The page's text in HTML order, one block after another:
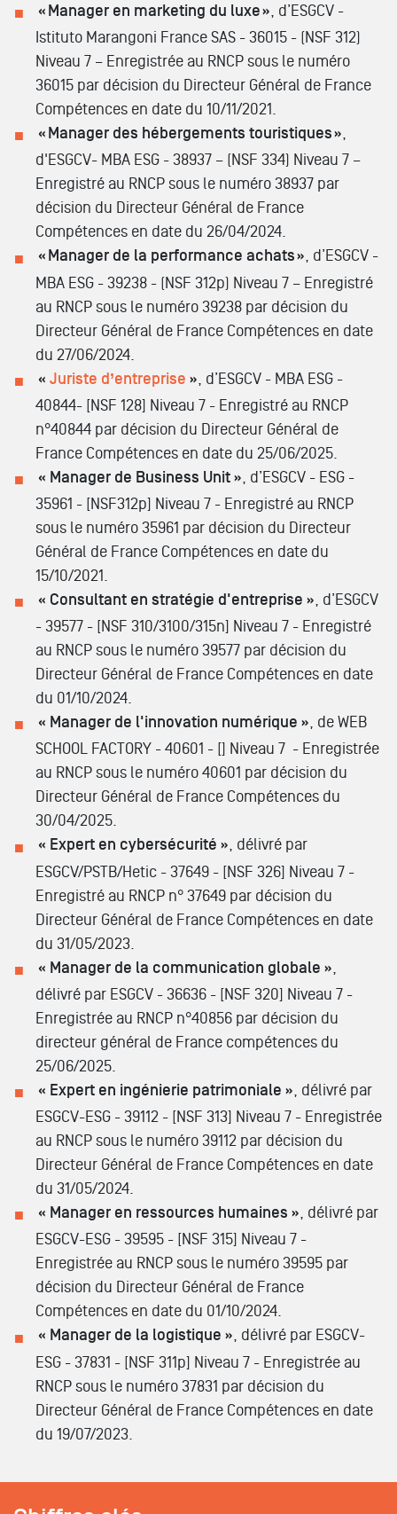
« Manager en marketing du luxe » , d’ESGCV -
Istituto Marangoni France SAS - 36015 - (NSF 312)
Niveau 7 – Enregistrée au RNCP sous le numéro
36015 par décision du Directeur Général de France
Compétences en date du 10/11/2021.
« Manager des hébergements touristiques »,
d'ESGCV- MBA ESG - 38937 – (NSF 334) Niveau 7 –
Enregistré au RNCP sous le numéro 38937 par
décision du Directeur Général de France
Compétences en date du 26/04/2024.
« Manager de la performance achats », d’ESGCV -
MBA ESG - 39238 - (NSF 312p) Niveau 7 – Enregistré
au RNCP sous le numéro 39238 par décision du
Directeur Général de France Compétences en date
du 27/06/2024.
« Juriste d’entreprise » , d’ESGCV - MBA ESG -
40844- [NSF 128] Niveau 7 - Enregistré au RNCP
n°40844 par décision du Directeur Général de
France Compétences en date du 25/06/2025.
« Manager de Business Unit » , d’ESGCV - ESG -
35961 - [NSF312p] Niveau 7 - Enregistré au RNCP
sous le numéro 35961 par décision du Directeur
Général de France Compétences en date du
15/10/2021.
« Consultant en stratégie d'entreprise », d’ESGCV
- 39577 - [NSF 310/3100/315n] Niveau 7 - Enregistré
au RNCP sous le numéro 39577 par décision du
Directeur Général de France Compétences en date
du 01/10/2024.
« Manager de l'innovation numérique », de WEB
SCHOOL FACTORY - 40601 - [] Niveau 7 - Enregistrée
au RNCP sous le numéro 40601 par décision du
Directeur Général de France Compétences du
30/04/2025.
« Expert en cybersécurité », délivré par
ESGCV/PSTB/Hetic - 37649 - [NSF 326] Niveau 7 -
Enregistré au RNCP n° 37649 par décision du
Directeur Général de France Compétences en date
du 31/05/2023.
« Manager de la communication globale »
délivré par ESGCV - 36636 - [NSF 320] Niveau 7 -
Enregistrée au RNCP n°40856 par décision du
directeur général de France compétences du
25/06/2025.
« Expert en ingénierie patrimoniale » , délivré par
ESGCV-ESG - 39112 - [NSF 313] Niveau 7 - Enregistrée
au RNCP sous le numéro 39112 par décision du
Directeur Général de France Compétences en date
du 31/05/2024.
« Manager en ressources humaines », délivré par
ESGCV-ESG - 39595 - [NSF 315] Niveau 7 -
Enregistrée au RNCP sous le numéro 39595 par
décision du Directeur Général de France
Compétences en date du 01/10/2024.
« Manager de la logistique », délivré par ESGCV-
ESG - 37831 - [NSF 311p] Niveau 7 - Enregistrée au
RNCP sous le numéro 37831 par décision du
Directeur Général de France Compétences en date
du 19/07/2023.